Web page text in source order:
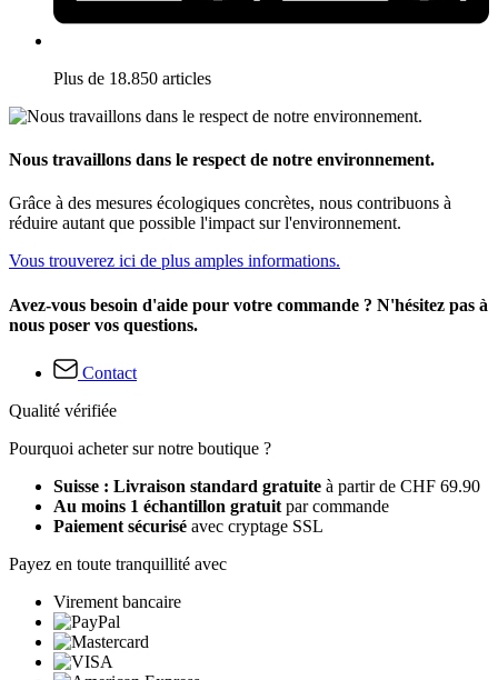
Plus de 18.850 articles
Nous travaillons dans le respect de notre environnement.
Grâce à des mesures écologiques concrètes, nous contribuons à
réduire autant que possible l'impact sur l'environnement.
Vous trouverez ici de plus amples informations.
Avez-vous besoin d'aide pour votre commande ? N'hésitez pas à
nous poser vos questions.
Contact
Qualité vérifiée
Pourquoi acheter sur notre boutique ?
Suisse : Livraison standard gratuite à partir de CHF 69.90
Au moins 1 échantillon gratuit par commande
Paiement sécurisé avec cryptage SSL
Payez en toute tranquillité avec
Virement bancaire